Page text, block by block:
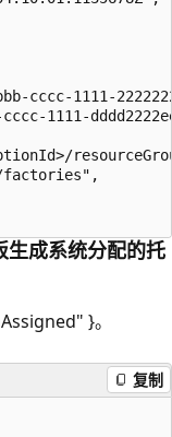
cccc-1111-
1111-
成系统分配的托
}。
复制